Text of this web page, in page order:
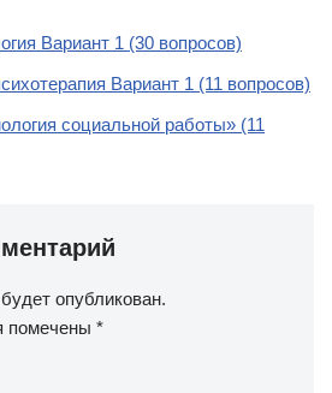
Вариант 1 (30 вопросов)
Вариант 1 (11 вопросов)
социальной работы» (11
опубликован.
помечены *